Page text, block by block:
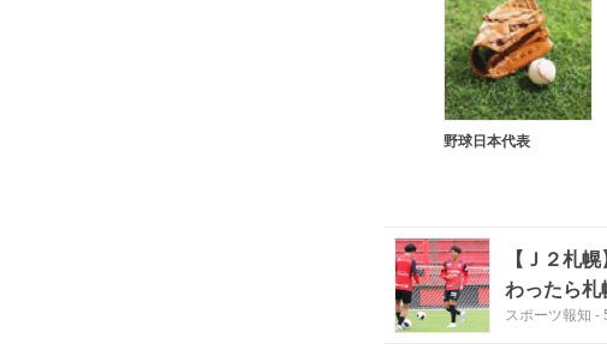
野球日本代表
【Ｊ２札
わったら札
スポーツ報知 -